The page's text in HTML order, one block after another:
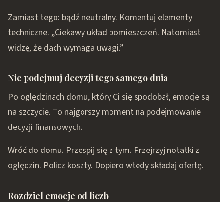
Zamiast tego: bądź neutralny. Komentuj elementy
techniczne. „Ciekawy układ pomieszczeń. Natomiast
widzę, że dach wymaga uwagi.”
Nie podejmuj decyzji tego samego dnia
Po oględzinach domu, który Ci się spodobał, emocje są
na szczycie. To najgorszy moment na podejmowanie
decyzji finansowych.
Wróć do domu. Przespij się z tym. Przejrzyj notatki z
oględzin. Policz koszty. Dopiero wtedy składaj ofertę.
Rozdziel emocje od liczb